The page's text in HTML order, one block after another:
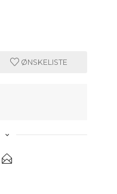
ØNSKELISTE